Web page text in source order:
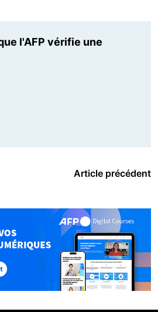
l'AFP vérifie une
Article précédent